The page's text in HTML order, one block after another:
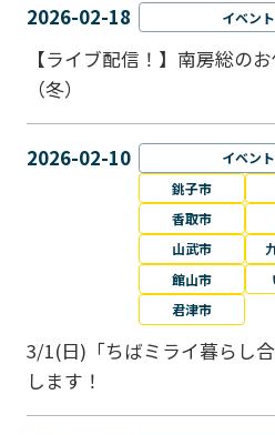
2026-02-18 イベント
【ライブ配信！】南房総の
（冬）
2026-02-10 イベント
銚子市
香取市
山武市
館山市
君津市
3/1(日)「ちばミライ暮らし
します！